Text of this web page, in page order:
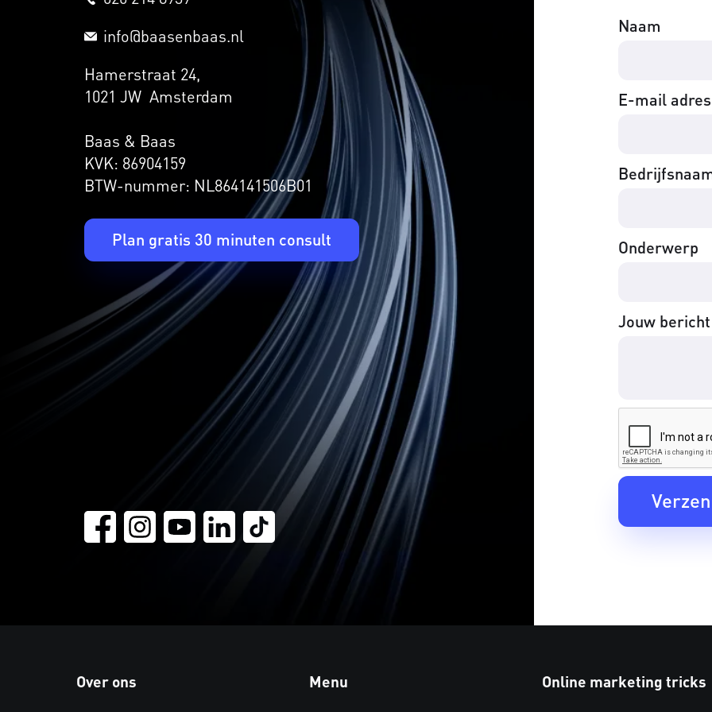
info@baasenbaas.nl
Hamerstraat 24,
1021 JW Amsterdam
Baas & Baas
KVK: 86904159
BTW-nummer: NL864141506B01
Plan gratis 30 minuten consult
Naam
E-mail adres
Onderwerp
Jouw bericht
Over ons Menu Online marketing tricks